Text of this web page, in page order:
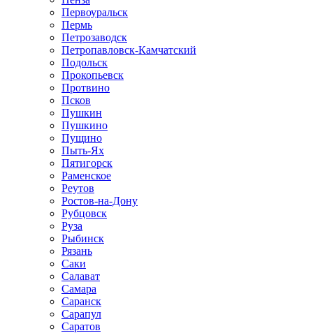
Первоуральск
Пермь
Петрозаводск
Петропавловск-Камчатский
Подольск
Прокопьевск
Протвино
Псков
Пушкин
Пушкино
Пущино
Пыть-Ях
Пятигорск
Раменское
Реутов
Ростов-на-Дону
Рубцовск
Руза
Рыбинск
Рязань
Саки
Салават
Самара
Саранск
Сарапул
Саратов